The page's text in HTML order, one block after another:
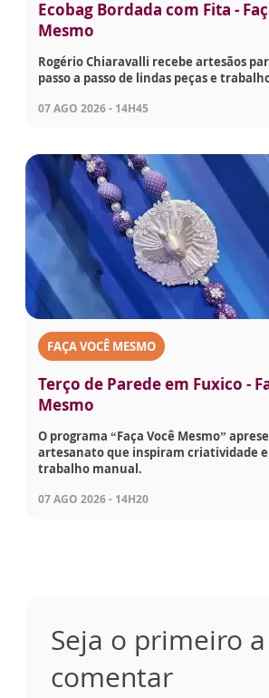
Ecobag Bordada com Fita -
Mesmo
Rogério Chiaravalli recebe artesãos
passo a passo de lindas peças e
07 AGO 2026 - 14H45
FAÇA VOCÊ MESMO
Terço de Parede em Fuxico -
Mesmo
O programa “Faça Você Mesmo”
artesanato que inspiram criatividade
trabalho manual.
07 AGO 2026 - 14H20
Seja o primeiro a
comentar